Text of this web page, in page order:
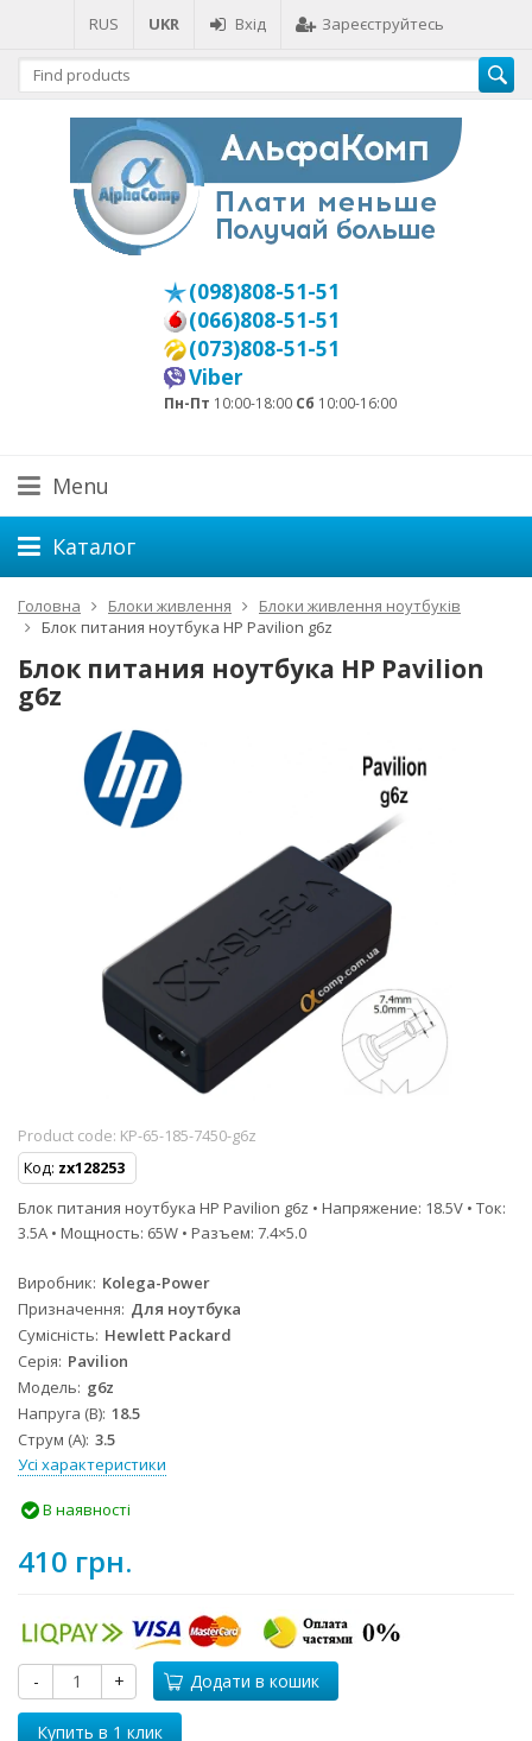
RUS UKR Вхід Зареєструйтесь
(098)808-51-51
(066)808-51-51
(073)808-51-51
Viber
Пн-Пт 10:00-18:00 Сб 10:00-16:00
Menu
Каталог
Головна Блоки живлення
Блоки живлення ноутбуків
Блок питания ноутбука HP Pavilion g6z
Блок питания ноутбука HP Pavilion
g6z
Product code: KP-65-185-7450-g6z
Код: zx128253
Блок питания ноутбука HP Pavilion g6z • Напряжение: 18.5V • Ток:
3.5A • Мощность: 65W • Разъем: 7.4×5.0
Виробник Kolega-Power
Призначення Для ноутбука
Сумісність Hewlett Packard
Серія Pavilion
Модель g6z
Напруга (В) 18.5
Струм (А) 3.5
Усі характеристики
В наявності
410 грн.
- + Додати в кошик